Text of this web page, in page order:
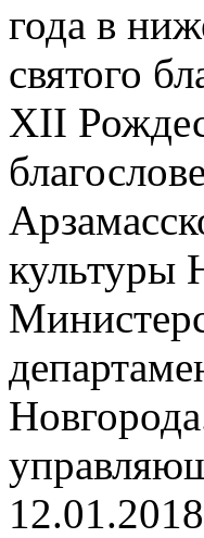
года в
святого
XII
культуры
12.01.2018